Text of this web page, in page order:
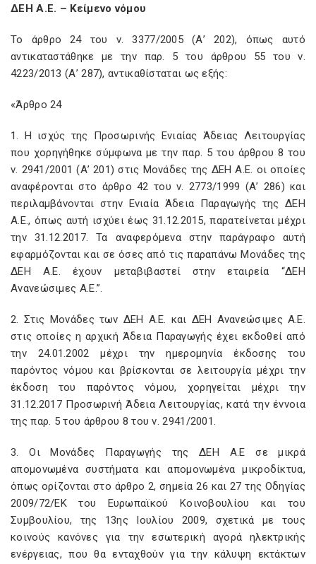
ΔΕΗ Α.Ε. – Κείμενο νόμου
Το άρθρο 24 του ν. 3377/2005 (Α’ 202), όπως αυτό
αντικαταστάθηκε με την παρ. 5 του άρθρου 55 του ν.
4223/2013 (Α’ 287), αντικαθίσταται ως εξής:
«Άρθρο 24
1. Η ισχύς της Προσωρινής Ενιαίας Άδειας Λειτουργίας
που χορηγήθηκε σύμφωνα με την παρ. 5 του άρθρου 8 του
ν. 2941/2001 (Α’ 201) στις Μονάδες της ΔΕΗ Α.Ε. οι οποίες
αναφέρονται στο άρθρο 42 του ν. 2773/1999 (Α’ 286) και
περιλαμβάνονται στην Ενιαία Άδεια Παραγωγής της ΔΕΗ
Α.Ε., όπως αυτή ισχύει έως 31.12.2015, παρατείνεται μέχρι
την 31.12.2017. Τα αναφερόμενα στην παράγραφο αυτή
εφαρμόζονται και σε όσες από τις παραπάνω Μονάδες της
ΔΕΗ Α.Ε. έχουν μεταβιβαστεί στην εταιρεία “ΔΕΗ
Ανανεώσιμες Α.Ε.”.
2. Στις Μονάδες των ΔΕΗ Α.Ε. και ΔΕΗ Ανανεώσιμες Α.Ε.
στις οποίες η αρχική Άδεια Παραγωγής έχει εκδοθεί από
την 24.01.2002 μέχρι την ημερομηνία έκδοσης του
παρόντος νόμου και βρίσκονται σε λειτουργία μέχρι την
έκδοση του παρόντος νόμου, χορηγείται μέχρι την
31.12.2017 Προσωρινή Άδεια Λειτουργίας, κατά την έννοια
της παρ. 5 του άρθρου 8 του ν. 2941/2001.
3. Οι Μονάδες Παραγωγής της ΔΕΗ Α.Ε σε μικρά
απομονωμένα συστήματα και απομονωμένα μικροδίκτυα,
όπως ορίζονται στο άρθρο 2, σημεία 26 και 27 της Οδηγίας
2009/72/ΕΚ του Ευρωπαϊκού Κοινοβουλίου και του
Συμβουλίου, της 13ης Ιουλίου 2009, σχετικά με τους
κοινούς κανόνες για την εσωτερική αγορά ηλεκτρικής
ενέργειας, που θα ενταχθούν για την κάλυψη εκτάκτων